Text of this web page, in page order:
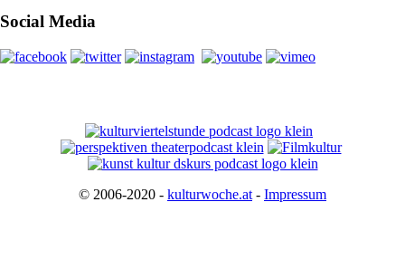
Social Media
© 2006-2020 - kulturwoche.at - Impressum